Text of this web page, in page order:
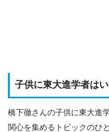
子供に東大進学者は
橋下徹さんの子供に東大進
関心を集めるトピックのひ